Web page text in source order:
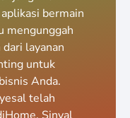
bermain
mengunggah
layanan
untuk
Anda.
telah